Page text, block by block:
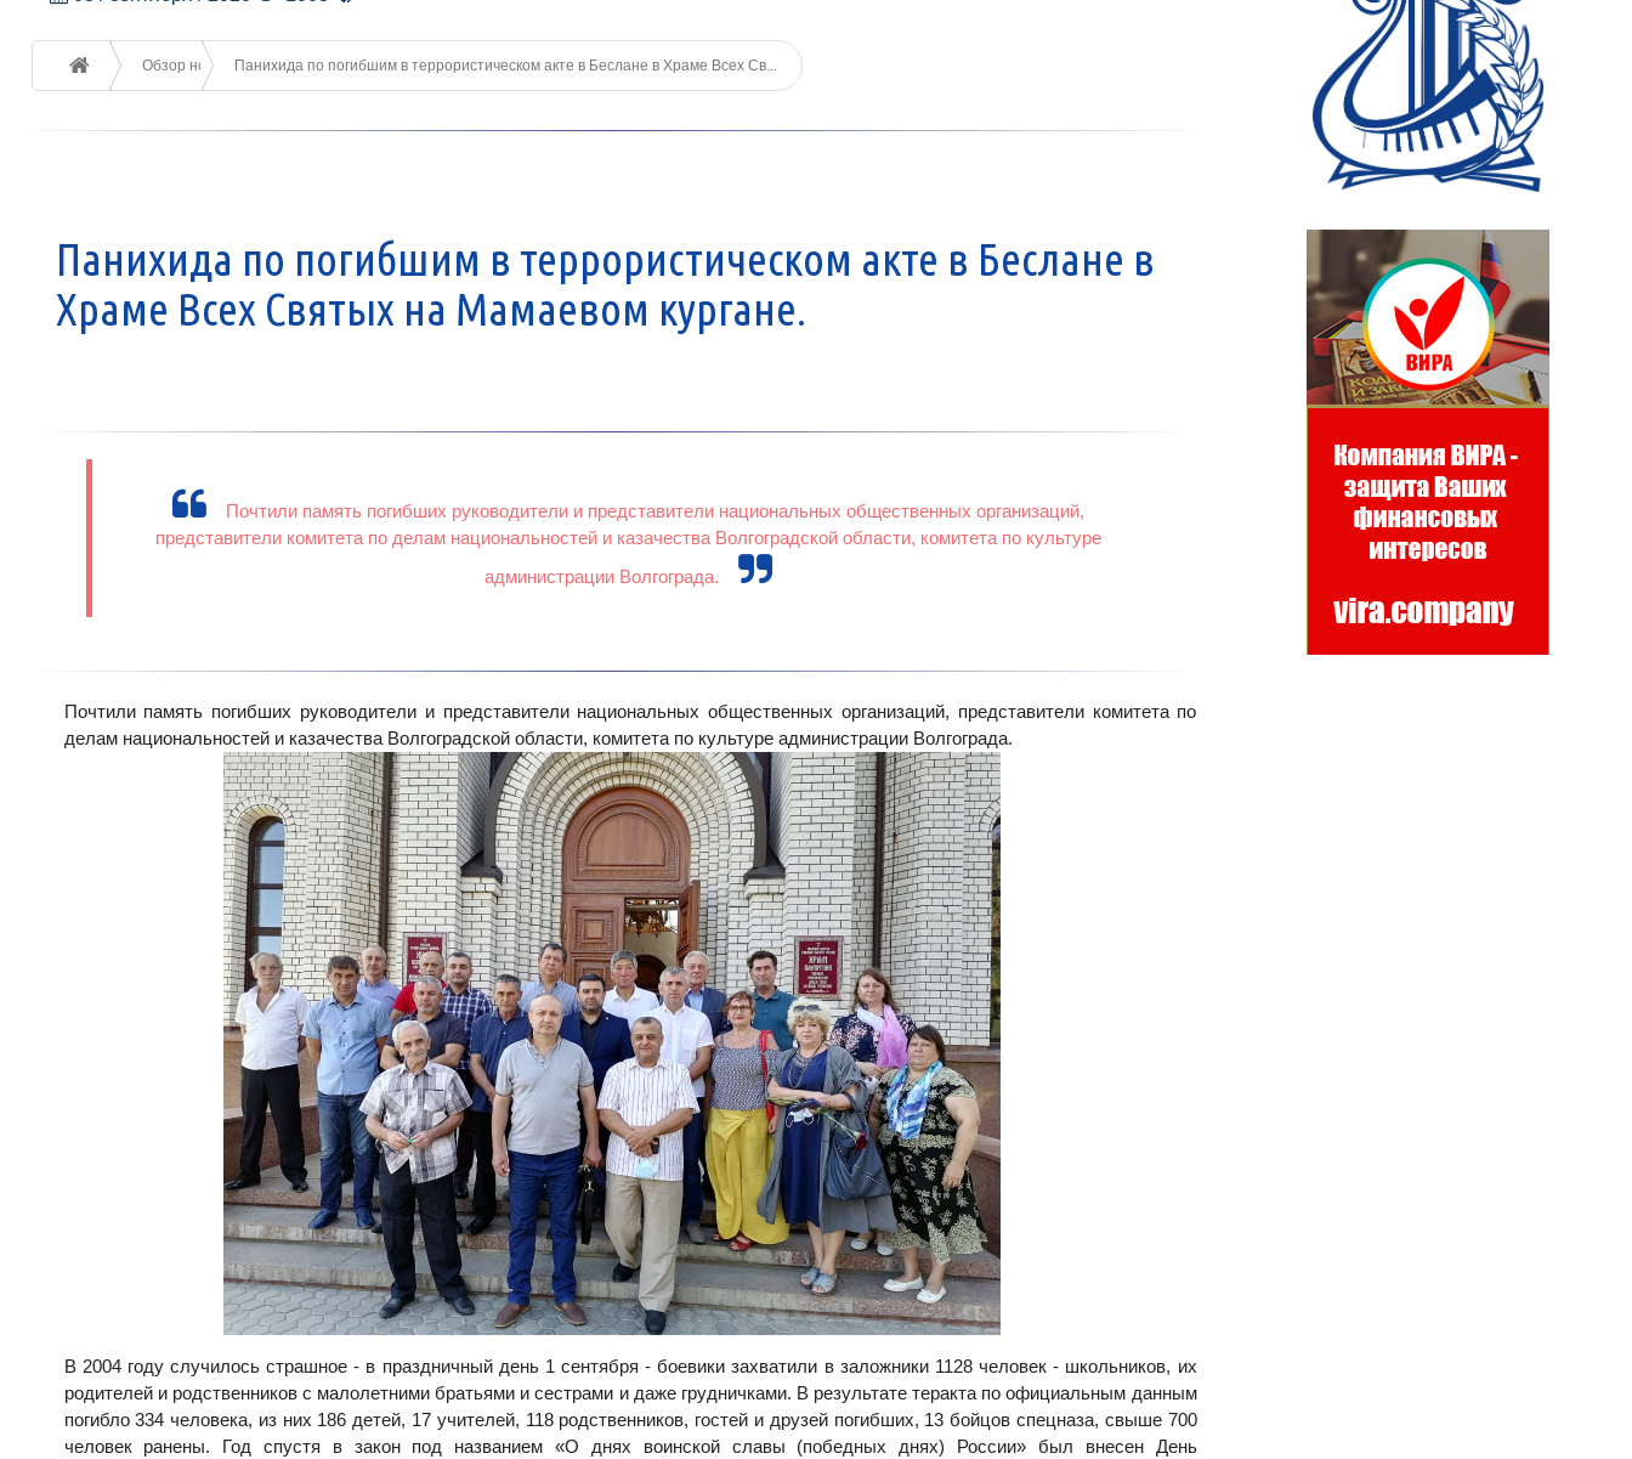
Обзор новостейПанихида по погибшим в террористическом акте в Беслане в Храме Всех Св...
Панихида по погибшим в террористическом акте в Беслане в
Храме Всех Святых на Мамаевом кургане.
Почтили память погибших руководители и представители национальных общественных организаций,
представители комитета по делам национальностей и казачества Волгоградской области, комитета по культуре
администрации Волгограда.
Почтили память погибших руководители и представители национальных общественных организаций, представители комитета по
делам национальностей и казачества Волгоградской области, комитета по культуре администрации Волгограда.
В 2004 году случилось страшное - в праздничный день 1 сентября - боевики захватили в заложники 1128 человек - школьников, их
родителей и родственников с малолетними братьями и сестрами и даже грудничками. В результате теракта по официальным данным
погибло 334 человека, из них 186 детей, 17 учителей, 118 родственников, гостей и друзей погибших, 13 бойцов спецназа, свыше 700
человек ранены. Год спустя в закон под названием «О днях воинской славы (победных днях) России» был внесен День